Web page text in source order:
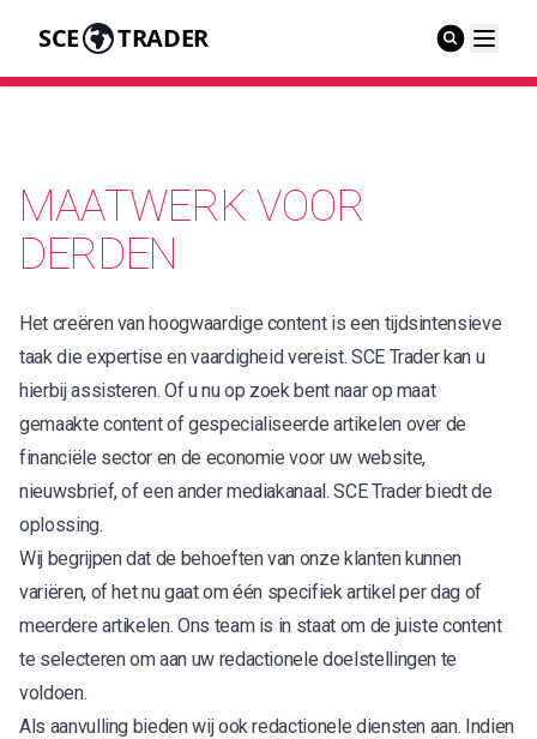
SCE TRADER
MAATWERK VOOR
DERDEN
Het creëren van hoogwaardige content is een tijdsintensieve
taak die expertise en vaardigheid vereist. SCE Trader kan u
hierbij assisteren. Of u nu op zoek bent naar op maat
gemaakte content of gespecialiseerde artikelen over de
financiële sector en de economie voor uw website,
nieuwsbrief, of een ander mediakanaal. SCE Trader biedt de
oplossing.
Wij begrijpen dat de behoeften van onze klanten kunnen
variëren, of het nu gaat om één specifiek artikel per dag of
meerdere artikelen. Ons team is in staat om de juiste content
te selecteren om aan uw redactionele doelstellingen te
voldoen.
Als aanvulling bieden wij ook redactionele diensten aan. Indien